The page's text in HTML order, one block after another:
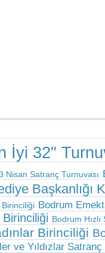
İyi 32"
Nisan Satranç Turnuvası
Başkanlığı
Bodrum
Bodrum Hızlı
Birinciliği
ve Yıldızlar